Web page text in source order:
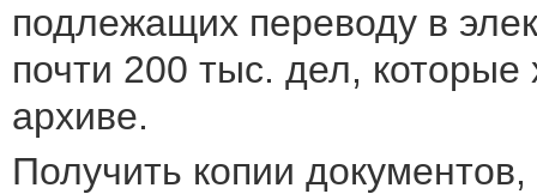
подлежащих переводу в
почти 200 тыс. дел,
архиве.
Получить копии